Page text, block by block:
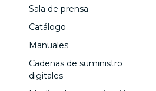
Sala de prensa
Catálogo
Manuales
Cadenas de suministro
digitales